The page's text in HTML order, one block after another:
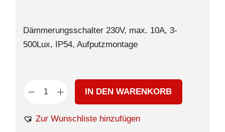
Dämmerungsschalter 230V, max. 10A, 3-
500Lux, IP54, Aufputzmontage
IN DEN WARENKORB
Zur Wunschliste hinzufügen